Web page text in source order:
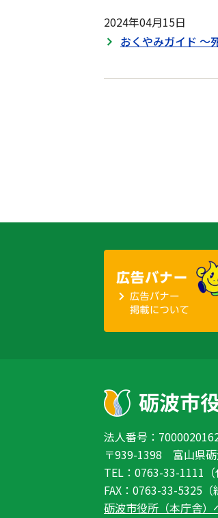
2024年04月15日
おくやみガイド ～
法人番号：
〒939-1398 富山県
TEL：0763-33-1111（
FAX：0763-33-5325（
砺波市役所（本庁舎）